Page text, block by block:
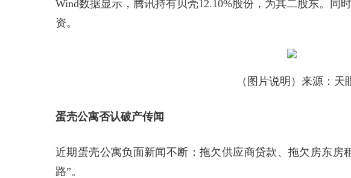
Wind数据显示，腾讯持有贝壳12.10%股份，为其二股东。同
资。
（图片说明）来源：天
蛋壳公寓否认破产传闻
近期蛋壳公寓负面新闻不断：拖欠供应商贷款、拖欠房东房
路”。